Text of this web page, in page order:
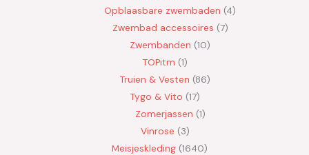
Opblaasbare zwembaden 4
Zwembad accessoires 7
Zwembanden 10
TOPitm 1
Truien & Vesten 86
Tygo & Vito 17
Zomerjassen 1
Vinrose 3
Meisjeskleding 1640